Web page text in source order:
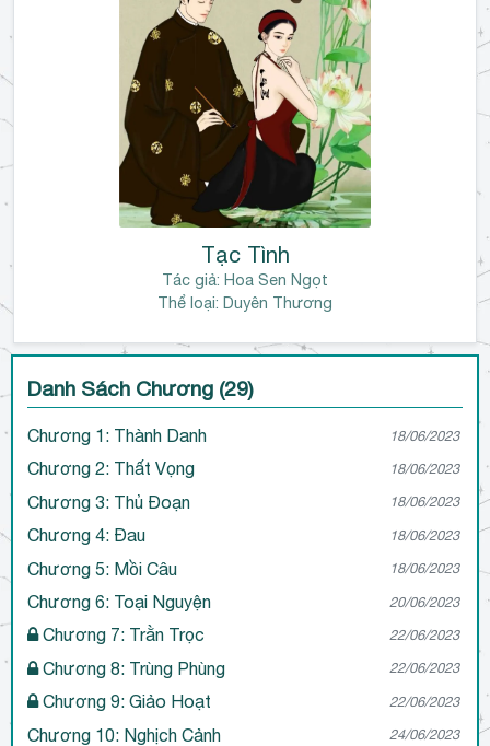
Tạc Tình
Tác giả: Hoa Sen Ngọt
Thể loại: Duyên Thương
Danh Sách Chương (29)
Chương 1: Thành Danh 18/06/2023
Chương 2: Thất Vọng 18/06/2023
Chương 3: Thủ Đoạn 18/06/2023
Chương 4: Đau 18/06/2023
Chương 5: Mồi Câu 18/06/2023
Chương 6: Toại Nguyện 20/06/2023
Chương 7: Trằn Trọc 22/06/2023
Chương 8: Trùng Phùng 22/06/2023
Chương 9: Giảo Hoạt 22/06/2023
Chương 10: Nghịch Cảnh 24/06/2023